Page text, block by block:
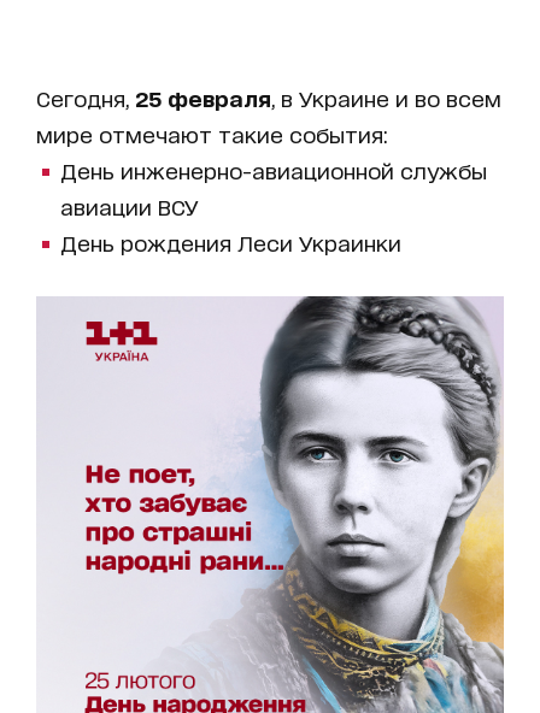
Сегодня, 25 февраля , в Украине и во всем
мире отмечают такие события:
День инженерно-авиационной службы
авиации ВСУ
День рождения Леси Украинки